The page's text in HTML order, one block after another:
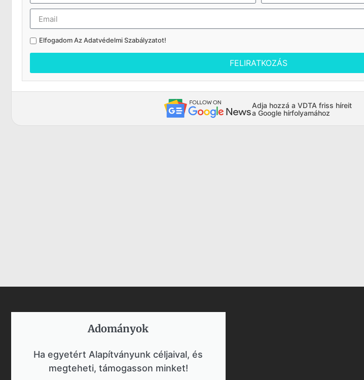
Elfogadom AzAdatvédelmi Szabályzatot!
FELIRATKOZÁS
Adja hozzá a VDTA friss híreit
a Google hírfolyamához
Adományok​
Ha egyetért Alapítványunk céljaival, és
megteheti, támogasson minket!